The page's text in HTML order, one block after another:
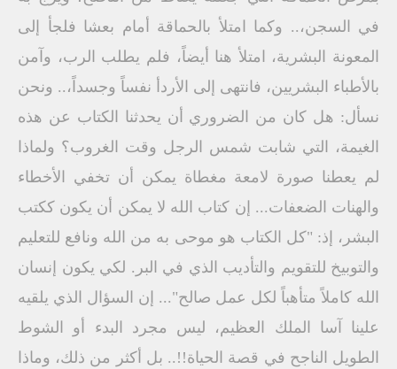
في السجن،.. وكما امتلأ بالحماقة أمام بعشا فلجأ إلى
المعونة البشرية، امتلأ هنا أيضاً، فلم يطلب الرب، وآمن
بالأطباء البشريين، فانتهى إلى الأردأ نفساً وجسداً،.. ونحن
نسأل: هل كان من الضروري أن يحدثنا الكتاب عن هذه
الغيمة، التي شابت شمس الرجل وقت الغروب؟ ولماذا
لم يعطنا صورة لامعة مغطاة يمكن أن تخفي الأخطاء
والهنات الضعفات... إن كتاب الله لا يمكن أن يكون ككتب
البشر، إذ: "كل الكتاب هو موحى به من الله ونافع للتعليم
والتوبيخ للتقويم والتأديب الذي في البر. لكي يكون إنسان
الله كاملاً متأهباً لكل عمل صالح"... إن السؤال الذي يلقيه
علينا آسا الملك العظيم، ليس مجرد البدء أو الشوط
الطويل الناجح في قصة الحياة!!.. بل أكثر من ذلك، وماذا